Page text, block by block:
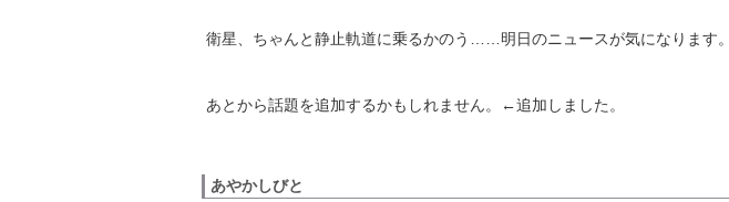
衛星、ちゃんと静止軌道に乗るかのう……明日のニュースが気になります。
あとから話題を追加するかもしれません。←追加しました。
あやかしびと